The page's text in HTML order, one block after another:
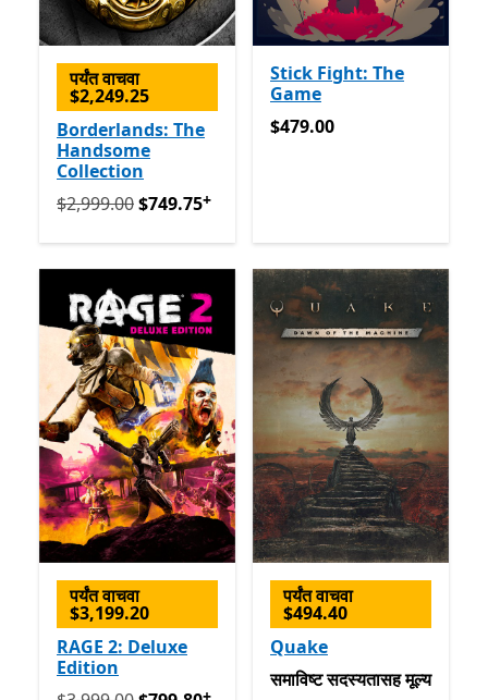
पर्यंत वाचवा
$2,249.25
Borderlands: The
Handsome
Collection
मूलतः $2,999.00 आता $749.75
$2,999.00$749.75+
Stick Fight: The
Game
$479.00
$479.00
पर्यंत वाचवा
$3,199.20
RAGE 2: Deluxe
Edition
पर्यंत वाचवा
$494.40
Quake
समाविष्ट सदस्यतासह मूल्य
समाविष्टसदस्यतासह मूल्य